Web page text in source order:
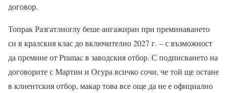
договор.
Топрак Разгатлиоглу беше ангажиран при преминаването
си в кралския клас до включително 2027 г. – с възможност
да премине от Pramac в заводския отбор. С подписването на
договорите с Мартин и Огура всичко сочи, че той ще остане
в клиентския отбор, макар това все още да не е официално